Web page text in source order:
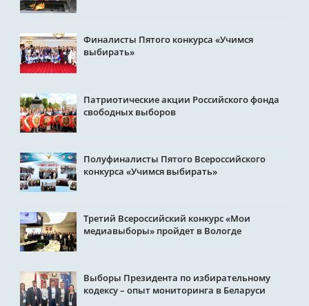
Финалисты Пятого конкурса «Учимся
выбирать»
Патриотические акции Российского фонда
свободных выборов
Полуфиналисты Пятого Всероссийского
конкурса «Учимся выбирать»
Третий Всероссийский конкурс «Мои
медиавыборы» пройдет в Вологде
Выборы Президента по избирательному
кодексу – опыт мониторинга в Беларуси